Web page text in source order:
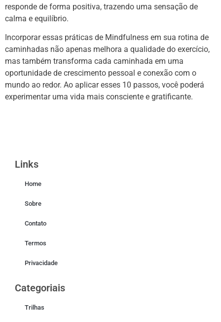
responde de forma positiva, trazendo uma sensação de
calma e equilíbrio.
Incorporar essas práticas de Mindfulness em sua rotina de
caminhadas não apenas melhora a qualidade do exercício,
mas também transforma cada caminhada em uma
oportunidade de crescimento pessoal e conexão com o
mundo ao redor. Ao aplicar esses 10 passos, você poderá
experimentar uma vida mais consciente e gratificante.
Links
Home
Sobre
Contato
Termos
Privacidade
Categoriais
Trilhas